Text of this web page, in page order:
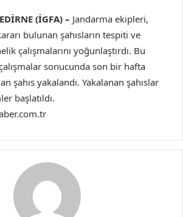
(İGFA) – Jandarma ekipleri,
bulunan şahısların tespiti ve
çalışmalarını yoğunlaştırdı. Bu
sonucunda son bir hafta
şahıs yakalandı. Yakalanan şahıslar
başlatıldı.